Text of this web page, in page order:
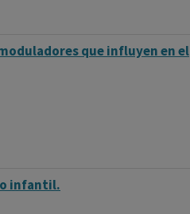
que influyen en el
infantil.